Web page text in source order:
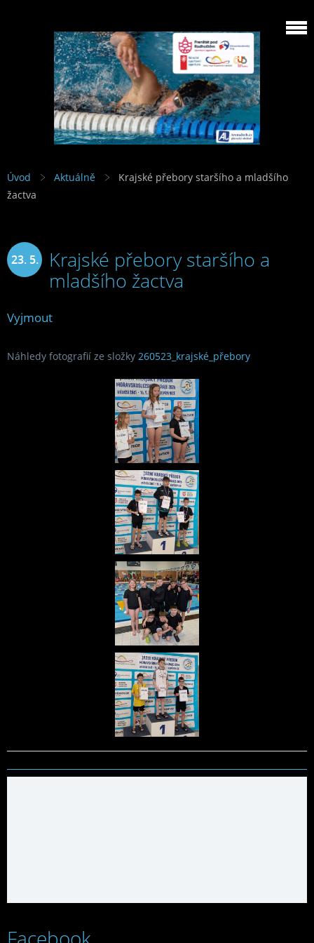
Úvod Aktuálně
Krajské přebory staršího a mladšího
žactva
23. 5.
Krajské přebory staršího a
mladšího žactva
Vyjmout
Náhledy fotografií ze složky 260523_krajské_přebory